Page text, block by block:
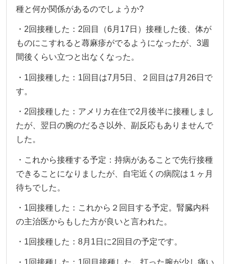
種と何か関係があるのでしょうか?
・2回接種した：2回目（6月17日）接種した後、体が
ものにこすれると蕁麻疹がでるようになったが、3週
間後くらい立つと出なくなった。
・1回接種した：1回目は7月5日、２回目は7月26日で
す。
・2回接種した：アメリカ在住で2月後半に接種しまし
たが、翌日の腕のだるさ以外、副反応もありませんで
した。
・これから接種する予定：持病があることで先行接種
できることになりましたが、自宅近くの病院は１ヶ月
待ちでした。
・1回接種した：これから２回目する予定。腎臓内科
の主治医からもした方が良いと言われた。
・1回接種した：8月1日に2回目の予定です。
・1回接種した：1回目接種した。打った腕が少し痛い